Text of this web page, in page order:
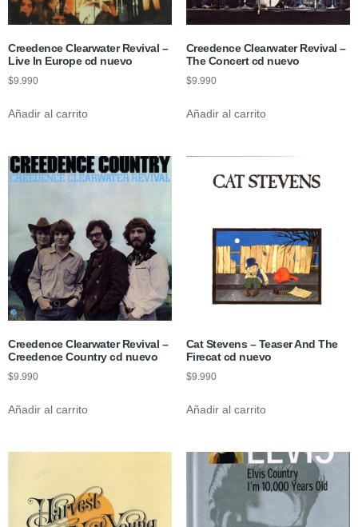
Creedence Clearwater Revival –
Live In Europe cd nuevo
$9.990
Añadir al carrito
Creedence Clearwater Revival –
The Concert cd nuevo
$9.990
Añadir al carrito
Creedence Clearwater Revival –
Creedence Country cd nuevo
$9.990
Añadir al carrito
Cat Stevens – Teaser And The
Firecat cd nuevo
$9.990
Añadir al carrito